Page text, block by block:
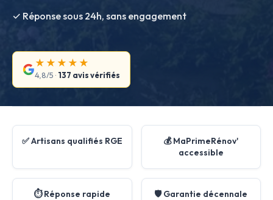
✓ Réponse sous 24h, sans engagement
★★★★★
4,8/5 · 137 avis vérifiés
✅ Artisans qualifiés RGE
💰 MaPrimeRénov'
accessible
⏱️ Réponse rapide 🛡️ Garantie décennale